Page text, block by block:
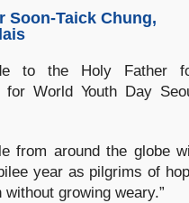
Soon-Taick Chung,
to the Holy Father
World Youth Day
from around the globe
year as pilgrims of
growing weary.”